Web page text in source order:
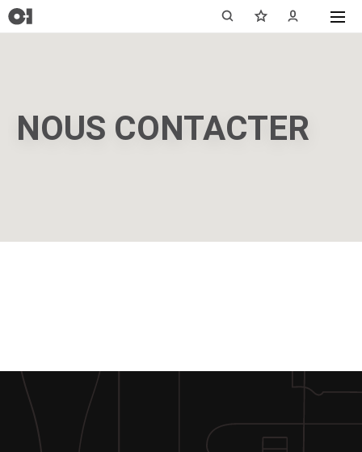
NOUS CONTACTER